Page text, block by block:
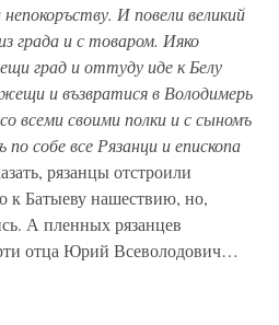
И повели великий
града и с товаром. Ияко
град и оттуду иде к Белу
и възвратися в Володимерь
всеми своими полки и с сыномъ
собе все Рязанци и епископа
рязанцы отстроили
к Батыеву нашествию, но,
А пленных рязанцев
отца Юрий Всеволодович…